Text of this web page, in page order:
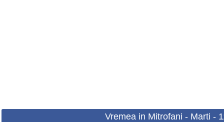
Vremea in Mitrofani - Marti -